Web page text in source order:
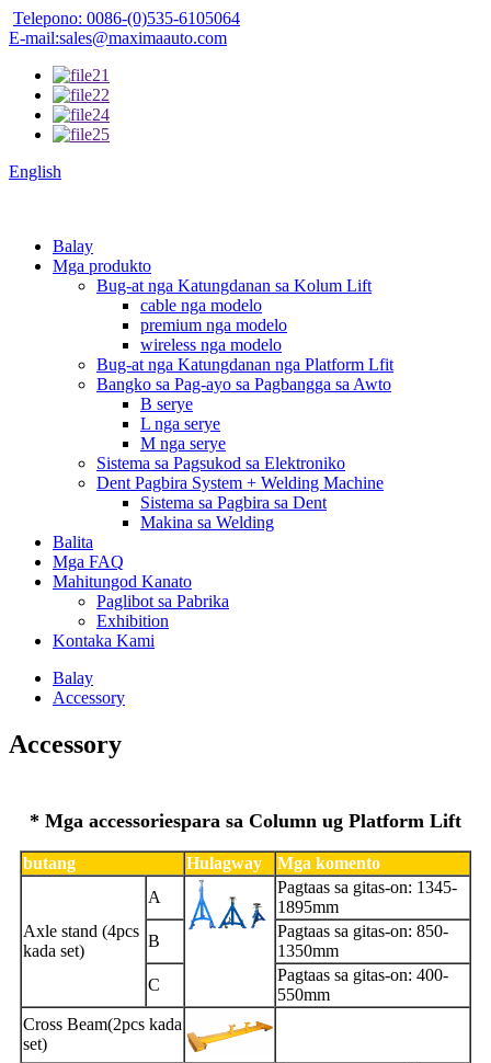
Telepono: 0086-(0)535-6105064
E-mail:sales@maximaauto.com
English
Balay
Mga produkto
Bug-at nga Katungdanan sa Kolum Lift
cable nga modelo
premium nga modelo
wireless nga modelo
Bug-at nga Katungdanan nga Platform Lfit
Bangko sa Pag-ayo sa Pagbangga sa Awto
B serye
L nga serye
M nga serye
Sistema sa Pagsukod sa Elektroniko
Dent Pagbira System + Welding Machine
Sistema sa Pagbira sa Dent
Makina sa Welding
Balita
Mga FAQ
Mahitungod Kanato
Paglibot sa Pabrika
Exhibition
Kontaka Kami
Balay
Accessory
Accessory
* Mga accessoriespara sa Column ug Platform Lift
butang Hulagway Mga komento
Axle stand (4pcs
kada set)
A
Pagtaas sa gitas-on: 1345-
1895mm
B
Pagtaas sa gitas-on: 850-
1350mm
C
Pagtaas sa gitas-on: 400-
550mm
Cross Beam(2pcs kada
set)